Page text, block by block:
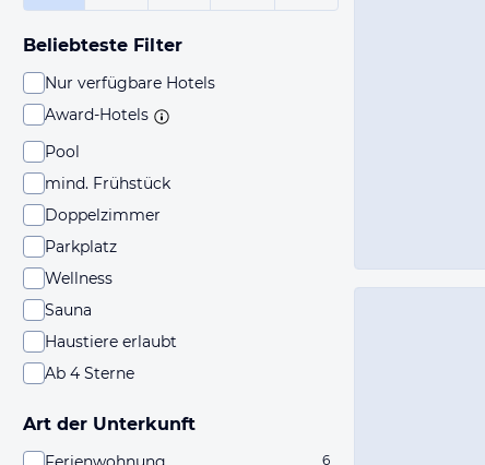
Beliebteste Filter
Nur verfügbare Hotels
Award-Hotels
Pool
mind. Frühstück
Doppelzimmer
Parkplatz
Wellness
Sauna
Haustiere erlaubt
Ab 4 Sterne
Art der Unterkunft
6